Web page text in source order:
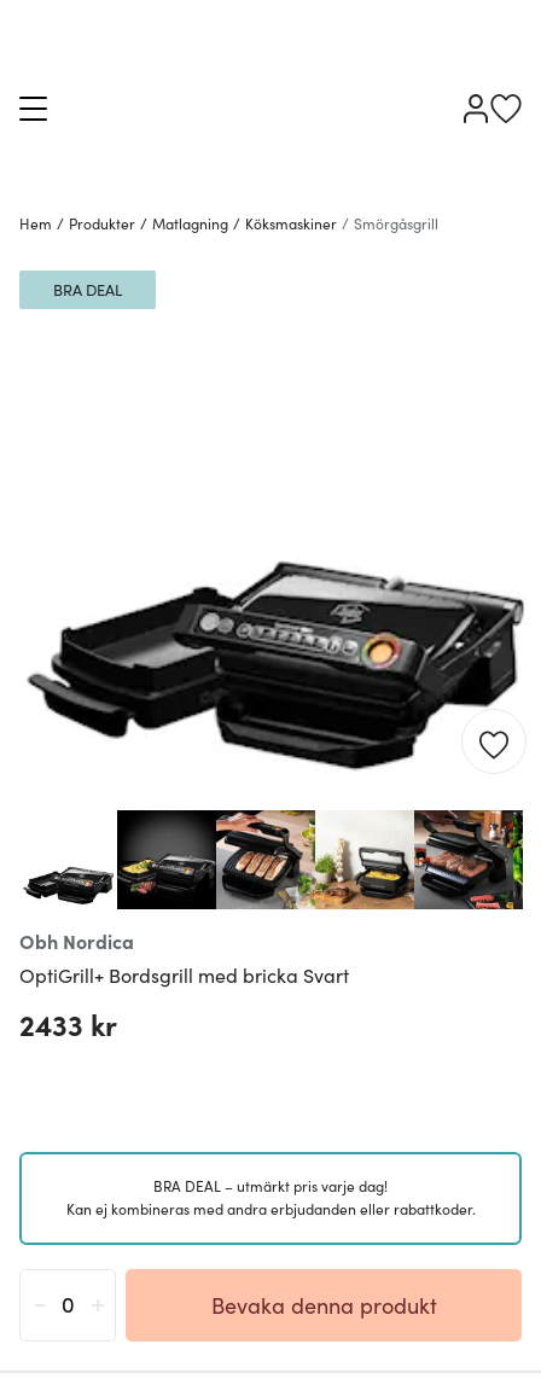
Hem / Produkter / Matlagning / Köksmaskiner / Smörgåsgrill
Obh Nordica
OptiGrill+ Bordsgrill med bricka Svart
BRA DEAL
2433 kr
BRA DEAL – utmärkt pris varje dag!
Kan ej kombineras med andra erbjudanden eller rabattkoder.
Bevaka denna produkt